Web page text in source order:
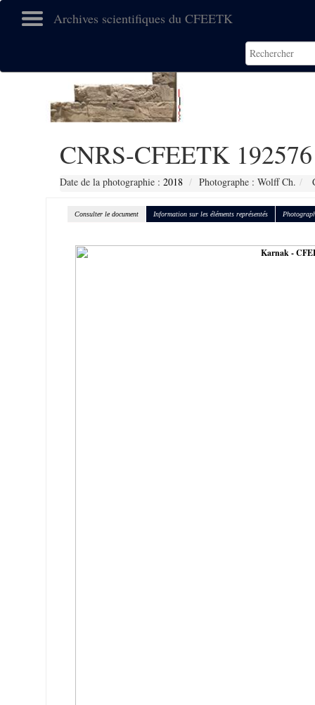
Archives scientifiques du CFEETK
CNRS-CFEETK 192576
Date de la photographie : 2018 Photographe : Wolff Ch.
Consulter le document Information sur les éléments représentés